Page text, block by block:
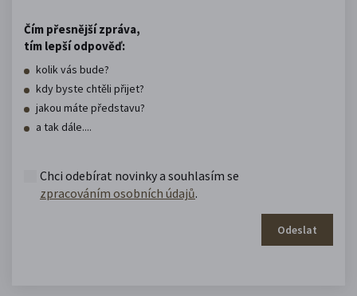
Čím přesnější zpráva,
tím lepší odpověď:
kolik vás bude?
kdy byste chtěli přijet?
jakou máte představu?
a tak dále....
Chci odebírat novinky a souhlasím se
zpracováním osobních údajů.
Odeslat